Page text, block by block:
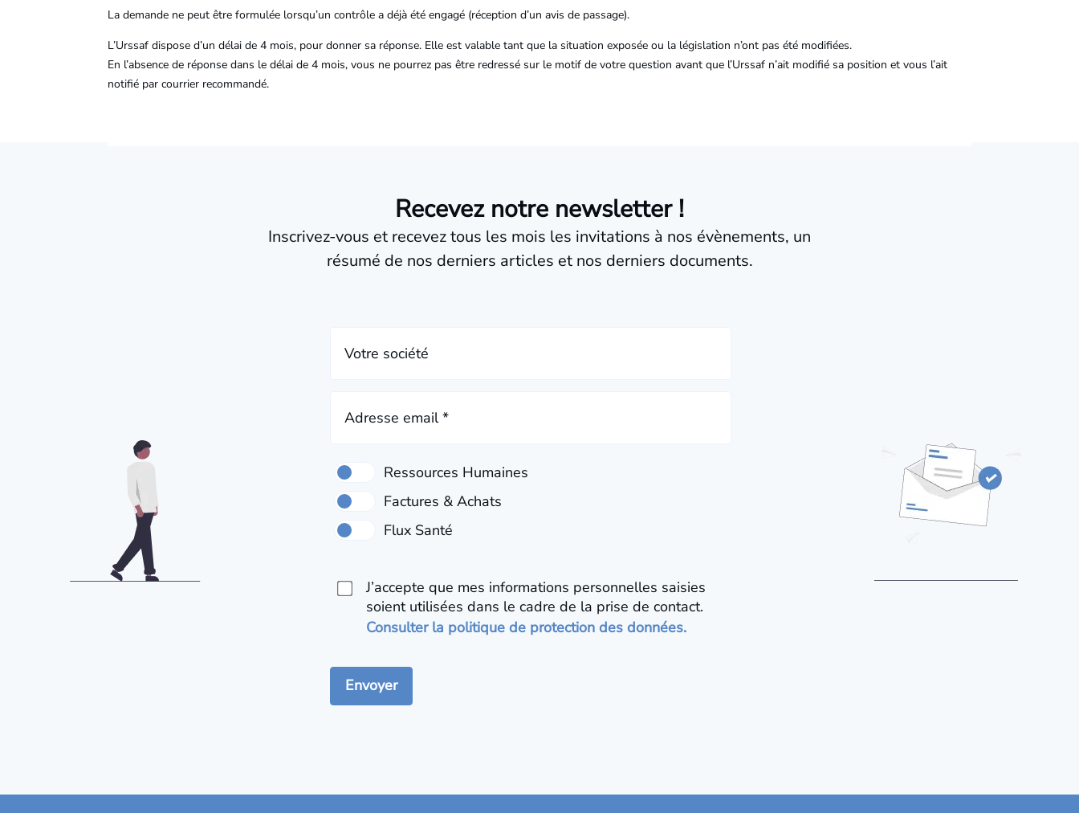
La demande ne peut être formulée lorsqu’un contrôle a déjà été engagé (réception d’un avis de passage).
L’Urssaf dispose d’un délai de 4 mois, pour donner sa réponse. Elle est valable tant que la situation exposée ou la législation n’ont pas été modifiées.
En l’absence de réponse dans le délai de 4 mois, vous ne pourrez pas être redressé sur le motif de votre question avant que l’Urssaf n’ait modifié sa position et vous l’ait
notifié par courrier recommandé.
Recevez notre newsletter !
Inscrivez-vous et recevez tous les mois les invitations à nos évènements, un
résumé de nos derniers articles et nos derniers documents.
Votre société
Adresse email *
J’accepte que mes informations personnelles saisies
soient utilisées dans le cadre de la prise de contact.
Consulter la politique de protection des données.